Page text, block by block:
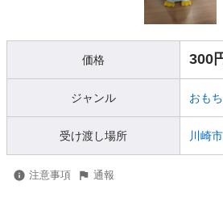
価格 300
ジャンル おも
受け渡し場所 川崎市
注意事項 通報